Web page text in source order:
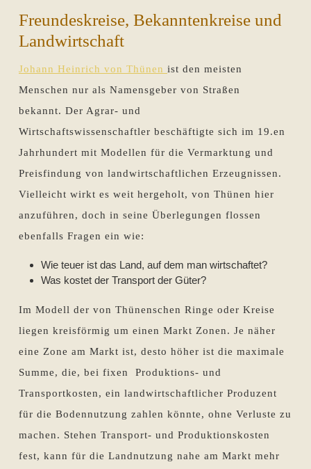
Freundeskreise, Bekanntenkreise und
Landwirtschaft
Johann Heinrich von Thünen ist den meisten
Menschen nur als Namensgeber von Straßen
bekannt. Der Agrar- und
Wirtschaftswissenschaftler beschäftigte sich im 19.en
Jahrhundert mit Modellen für die Vermarktung und
Preisfindung von landwirtschaftlichen Erzeugnissen.
Vielleicht wirkt es weit hergeholt, von Thünen hier
anzuführen, doch in seine Überlegungen flossen
ebenfalls Fragen ein wie:
Wie teuer ist das Land, auf dem man wirtschaftet?
Was kostet der Transport der Güter?
Im Modell der von Thünenschen Ringe oder Kreise
liegen kreisförmig um einen Markt Zonen. Je näher
eine Zone am Markt ist, desto höher ist die maximale
Summe, die, bei fixen Produktions- und
Transportkosten, ein landwirtschaftlicher Produzent
für die Bodennutzung zahlen könnte, ohne Verluste zu
machen. Stehen Transport- und Produktionskosten
fest, kann für die Landnutzung nahe am Markt mehr